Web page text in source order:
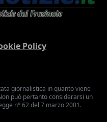
Policy
giornalistica in quanto viene
può pertanto considerarsi un
n° 62 del 7 marzo 2001.